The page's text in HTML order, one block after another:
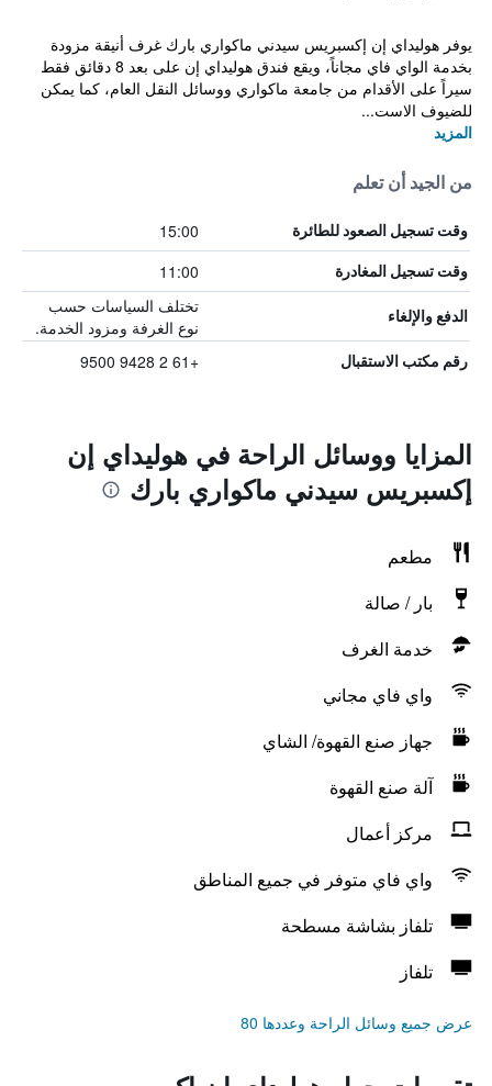
يوفر هوليداي إن إكسبريس سيدني ماكواري بارك غرف أنيقة مزودة
بخدمة الواي فاي مجاناً، ويقع فندق هوليداي إن على بعد 8 دقائق فقط
سيراً على الأقدام من جامعة ماكواري ووسائل النقل العام، كما يمكن
للضيوف الاست...
المزيد
من الجيد أن تعلم
وقت تسجيل الصعود للطائرة 15:00
وقت تسجيل المغادرة 11:00
الدفع والإلغاء
تختلف السياسات حسب
نوع الغرفة ومزود الخدمة.
رقم مكتب الاستقبال +61 2 9428 9500
المزايا ووسائل الراحة في هوليداي إن
إكسبريس سيدني ماكواري بارك
مطعم
بار / صالة
خدمة الغرف
واي فاي مجاني
جهاز صنع القهوة/ الشاي
آلة صنع القهوة
مركز أعمال
واي فاي متوفر في جميع المناطق
تلفاز بشاشة مسطحة
تلفاز
عرض جميع وسائل الراحة وعددها 80